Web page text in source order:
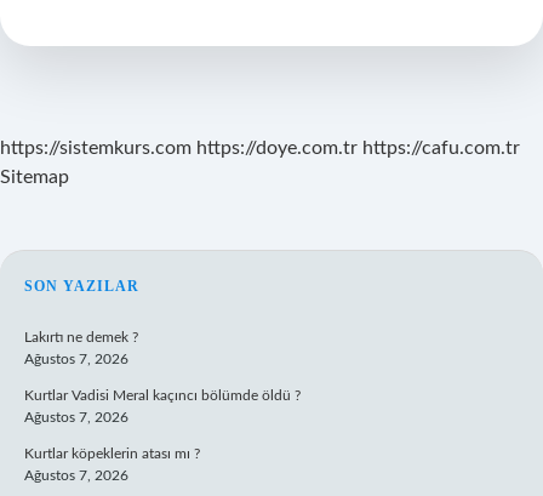
?
https://sistemkurs.com https://doye.com.tr https://cafu.com.tr
Sitemap
SIDEBAR
SON YAZILAR
Lakırtı ne demek ?
Ağustos 7, 2026
Kurtlar Vadisi Meral kaçıncı bölümde öldü ?
Ağustos 7, 2026
Kurtlar köpeklerin atası mı ?
Ağustos 7, 2026